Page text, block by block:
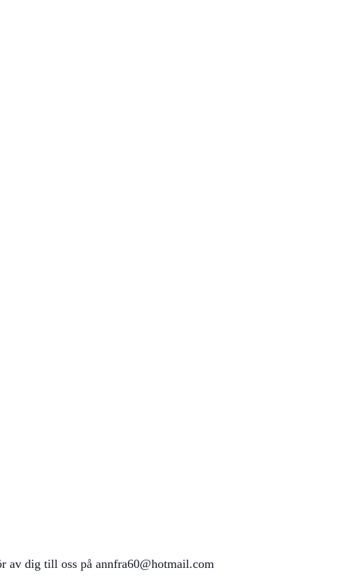
av dig till oss på annfra60@hotmail.com